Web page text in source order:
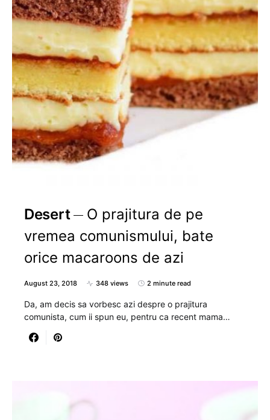
Desert
O prajitura de pe
vremea comunismului, bate
orice macaroons de azi
August 23, 2018 348 views 2 minute read
Da, am decis sa vorbesc azi despre o prajitura
comunista, cum ii spun eu, pentru ca recent mama…